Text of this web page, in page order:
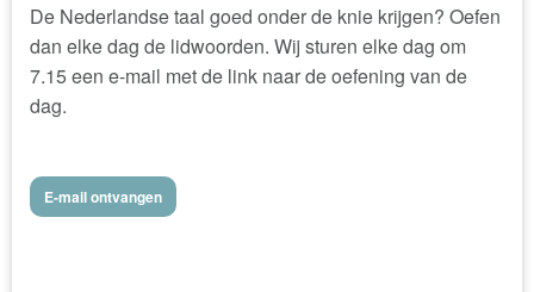
De Nederlandse taal goed onder de knie krijgen? Oefen
dan elke dag de lidwoorden. Wij sturen elke dag om
7.15 een e-mail met de link naar de oefening van de
dag.
E-mail ontvangen